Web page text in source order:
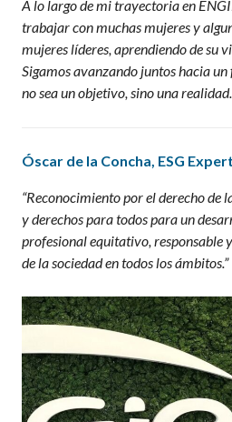
A lo largo de mi trayectoria en
trabajar con muchas mujeres y
mujeres líderes, aprendiendo de su
Sigamos avanzando juntos hacia
no sea un objetivo, sino una realidad.
Óscar de la Concha, ESG Expert
“Reconocimiento por el derecho de
y derechos para todos para un
profesional equitativo, responsable
de la sociedad en todos los ámbitos.”